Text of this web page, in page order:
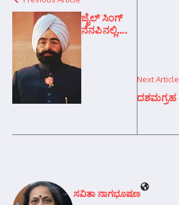
ಜೈಲ್ ಸಿಂಗ್
ನೆನಪಿನಲ್ಲಿ….
Next Article
ದಶಮಗ್ರಹ
ಸವಿತಾ ನಾಗಭೂಷಣ